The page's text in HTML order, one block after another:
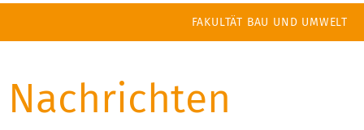
FAKULTÄT BAU UND UMWELT
Nachrichten